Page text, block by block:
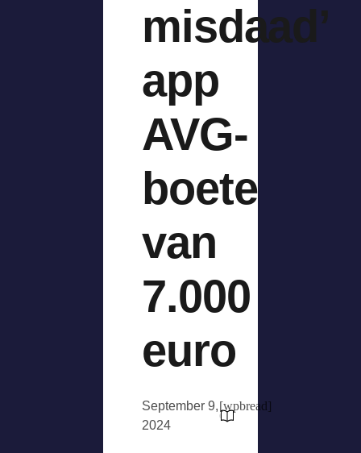
misdaad’
app
AVG-
boete
van
7.000
euro
September 9,
2024
[wpbread]